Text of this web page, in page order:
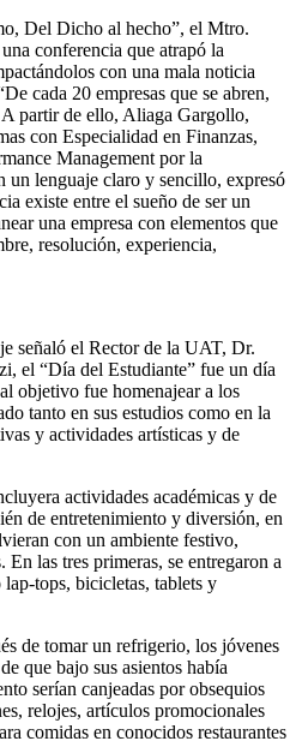
Del Dicho al hecho”, el Mtro.
conferencia que atrapó la
con una mala noticia
cada 20 empresas que se abren,
A partir de ello, Aliaga Gargollo,
con Especialidad en Finanzas,
Management por la
un lenguaje claro y sencillo, expresó
existe entre el sueño de ser un
una empresa con elementos que
resolución, experiencia,
señaló el Rector de la UAT, Dr.
el “Día del Estudiante” fue un día
objetivo fue homenajear a los
tanto en sus estudios como en la
y actividades artísticas y de
actividades académicas y de
de entretenimiento y diversión, en
con un ambiente festivo,
las tres primeras, se entregaron a
tops, bicicletas, tablets y
de tomar un refrigerio, los jóvenes
que bajo sus asientos había
serían canjeadas por obsequios
relojes, artículos promocionales
comidas en conocidos restaurantes